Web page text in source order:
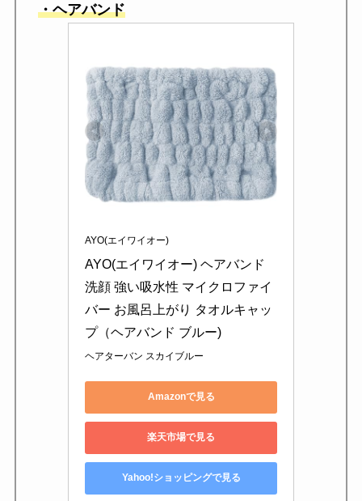
・ヘアバンド
AYO(エイワイオー)
AYO(エイワイオー) ヘアバンド
洗顔 強い吸水性 マイクロファイ
バー お風呂上がり タオルキャッ
プ（ヘアバンド ブルー)
ヘアターバン スカイブルー
Amazonで見る
楽天市場で見る
Yahoo!ショッピングで見る